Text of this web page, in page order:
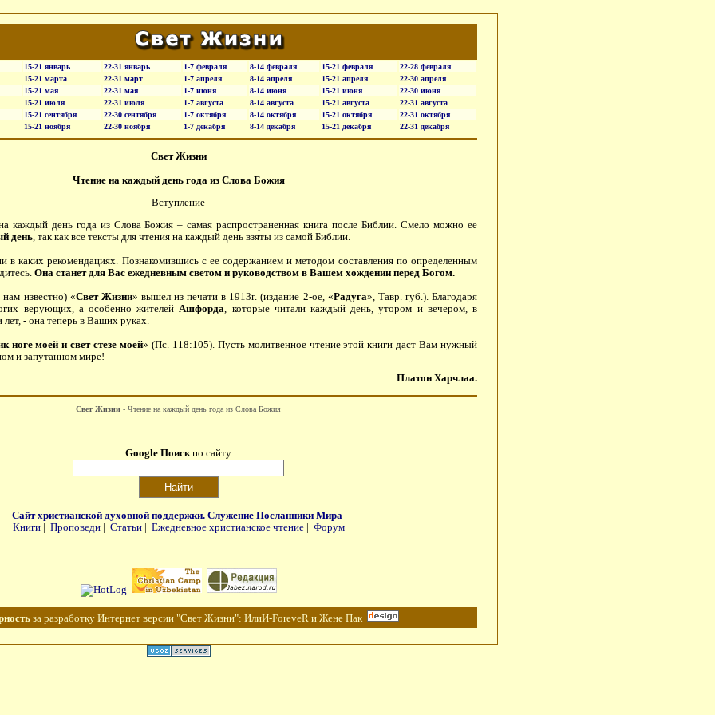
15-21 январь 22-31 январь 1-7 февраля 8-14 февраля 15-21 февраля
22-28 февраля
15-21 марта 22-31 март 1-7 апреля 8-14 апреля 15-21 апреля
22-30 апреля
15-21 мая 22-31 мая 1-7 июня 8-14 июня 15-21 июня
22-30 июня
15-21 июля 22-31 июля 1-7 августа 8-14 августа 15-21 августа
22-31 августа
15-21 сентября 22-30 сентября 1-7 октября 8-14 октября 15-21 октября
22-31 октября
15-21 ноября 22-30 ноября 1-7 декабря 8-14 декабря 15-21 декабря 22-31 декабря
Свет Жизни
Чтение на каждый день года из Слова Божия
Вступление
каждый день года из Слова Божия – самая распространенная книга после Библии. Смело можно ее
день , так как все тексты для чтения на каждый день взяты из самой Библии.
в каких рекомендациях. Познакомившись с ее содержанием и методом составления по определенным
Она станет для Вас ежедневным светом и руководством в Вашем хождении перед Богом.
нам известно) «Свет Жизни» вышел из печати в 1913г. (издание 2-ое, «Радуга», Тавр. губ.). Благодаря
верующих, а особенно жителей Ашфорда
, которые читали каждый день, утором и вечером, в
- она теперь в Ваших руках.
ноге моей и свет стезе моей» (Пс. 118:105). Пусть молитвенное чтение этой книги даст Вам нужный
и запутанном мире!
Платон Харчлаа.
Свет Жизни - Чтение на каждый день года из Слова Божия
Google Поискпо сайту
Cайт христианской духовной поддержки. Cлужение Посланники Мира
Книги| Проповеди| Статьи| Ежедневное христианское чтение| Форум
за разработку Интернет версии "Свет Жизни": ИлиИ-ForeveR и Жене Пак